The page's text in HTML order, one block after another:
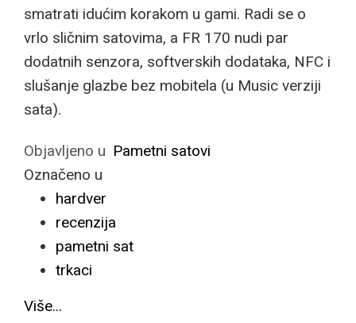
smatrati idućim korakom u gami. Radi se o
vrlo sličnim satovima, a FR 170 nudi par
dodatnih senzora, softverskih dodataka, NFC i
slušanje glazbe bez mobitela (u Music verziji
sata).
Objavljeno u Pametni satovi
Označeno u
hardver
recenzija
pametni sat
trkaci
Više...